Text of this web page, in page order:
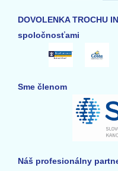
DOVOLENKA TROCHU
spoločnosťami
Sme členom
Náš profesionálny